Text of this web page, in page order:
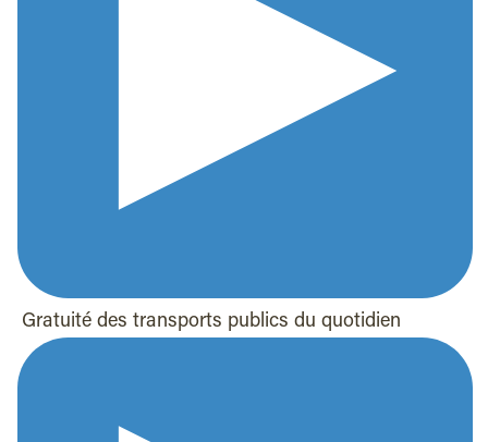
Gratuité des transports publics du quotidien